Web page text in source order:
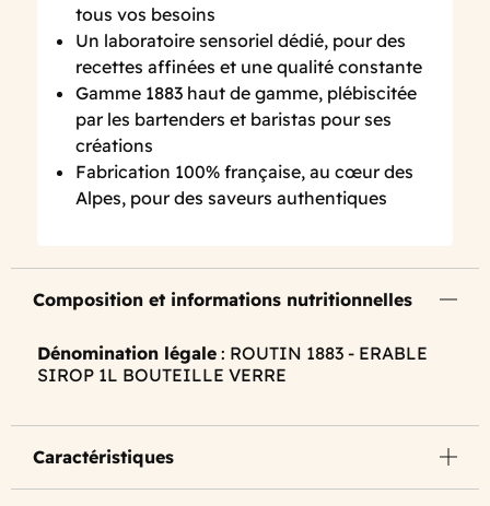
tous vos besoins
Un laboratoire sensoriel dédié, pour des
recettes affinées et une qualité constante
Gamme 1883 haut de gamme, plébiscitée
par les bartenders et baristas pour ses
créations
Fabrication 100% française, au cœur des
Alpes, pour des saveurs authentiques
Composition et informations nutritionnelles
Dénomination légale : ROUTIN 1883 - ERABLE
SIROP 1L BOUTEILLE VERRE
Caractéristiques